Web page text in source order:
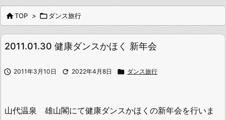
TOP > ダンス旅行
2011.01.30 健康ダンスかほく 新年会
 2011年3月10日  2022年4月8日  ダンス旅行
山代温泉 雄山閣にて健康ダンスかほくの新年会を行いま